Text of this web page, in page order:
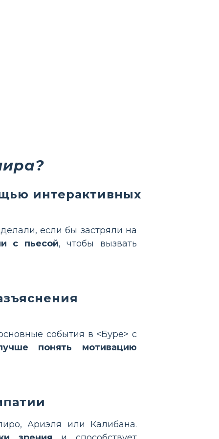
интерактивных
если бы застряли на
с пьесой, чтобы вызвать
события в <Буре> с
понять мотивацию
Ариэля или Калибана.